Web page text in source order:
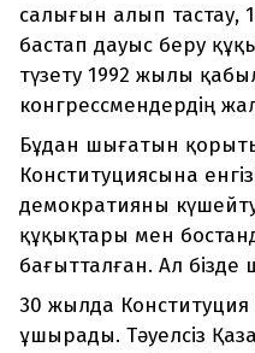
салығын алып тастау,
бастап дауыс беру
түзету 1992 жылы
конгрессмендердің
Бұдан шығатын
Конституциясына
демократияны
құқықтары мен
бағытталған. Ал бізде
30 жылда Конституция
ұшырады. Тәуелсіз